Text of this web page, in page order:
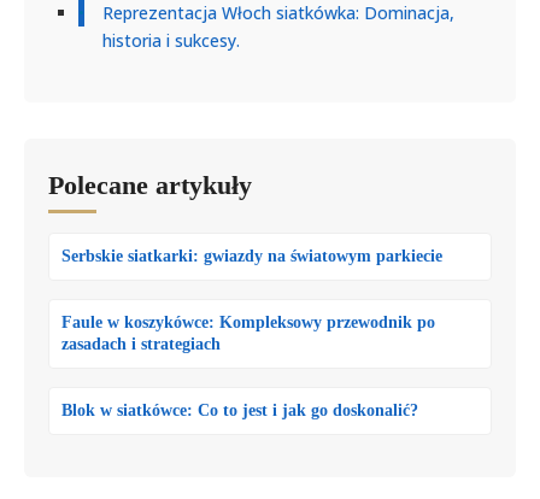
Reprezentacja Włoch siatkówka: Dominacja,
historia i sukcesy.
Polecane artykuły
Serbskie siatkarki: gwiazdy na światowym parkiecie
Faule w koszykówce: Kompleksowy przewodnik po
zasadach i strategiach
Blok w siatkówce: Co to jest i jak go doskonalić?